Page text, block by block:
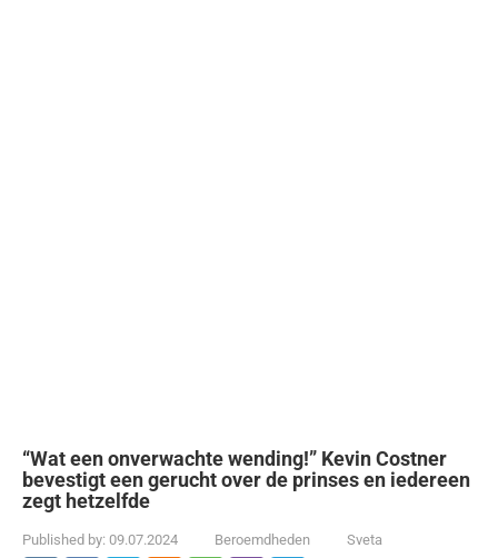
“Wat een onverwachte wending!” Kevin Costner
bevestigt een gerucht over de prinses en iedereen
zegt hetzelfde
Published by: 09.07.2024 Beroemdheden Sveta